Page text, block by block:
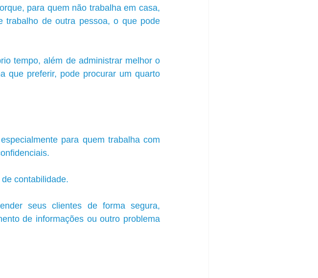
para quem não trabalha em casa,
de outra pessoa, o que pode
tempo, além de administrar melhor o
que preferir, pode procurar um quarto
para quem trabalha com
contabilidade.
seus clientes de forma segura,
de informações ou outro problema